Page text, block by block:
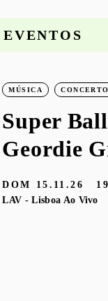
MÚSICA
Super
Geordie
DOM 15.11.26
LAV - Lisboa Ao Vivo